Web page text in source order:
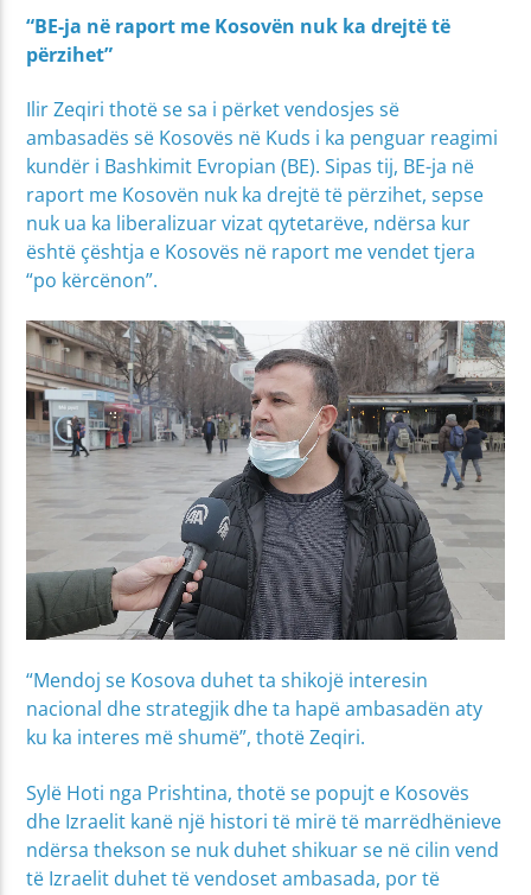
“BE-ja në raport me Kosovën nuk ka drejtë të
përzihet”
Ilir Zeqiri thotë se sa i përket vendosjes së
ambasadës së Kosovës në Kuds i ka penguar reagimi
kundër i Bashkimit Evropian (BE). Sipas tij, BE-ja në
raport me Kosovën nuk ka drejtë të përzihet, sepse
nuk ua ka liberalizuar vizat qytetarëve, ndërsa kur
është çështja e Kosovës në raport me vendet tjera
“po kërcënon”.
“Mendoj se Kosova duhet ta shikojë interesin
nacional dhe strategjik dhe ta hapë ambasadën aty
ku ka interes më shumë”, thotë Zeqiri.
Sylë Hoti nga Prishtina, thotë se popujt e Kosovës
dhe Izraelit kanë një histori të mirë të marrëdhënieve
ndërsa thekson se nuk duhet shikuar se në cilin vend
të Izraelit duhet të vendoset ambasada, por të